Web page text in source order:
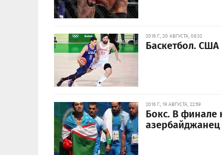
2016 Г., 20 АВГУСТА, 08:32
Баскетбол.
2016 Г., 19 АВГУСТА, 22:59
Бокс. В финале
азербайджанец